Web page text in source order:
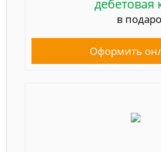
дебетовая
в
Оформить